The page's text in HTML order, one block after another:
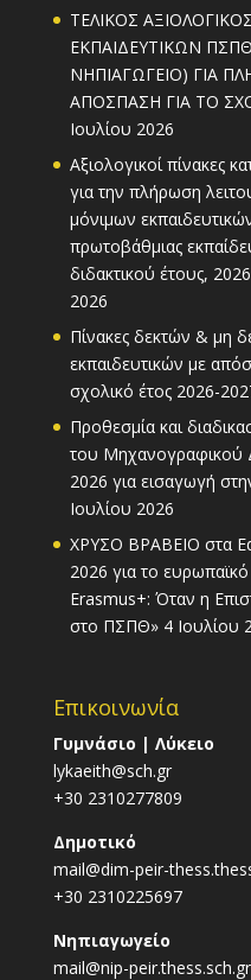
ΤΕΛΙΚΟΣ
ΕΚΠΑΙΔΕΥΤΙΚΩΝ
ΝΗΠΙΑΓΩΓΕΙΟ) ΓΙΑ
ΑΠΟΣΠΑΣΗ ΓΙΑ ΤΟ
Ιουλίου 2026
Αξιολογικοί πίνακες
για την πλήρωση
μόνιμων
πρωτοβάθμιας
διδακτικού έτους,
2026
Πίνακες δεκτών & μη
εκπαιδευτικών με
σχολικό έτος 2026-
Προθεσμία και
του Μηχανογραφικού
2026 για εισαγωγή
Ιουλίου 2026
ΧΡΥΣΟ ΒΡΑΒΕΙΟ στα
2026 για το
Erasmus+: Όταν η
στο ΠΣΠΘ» 4 Ιουλίου
Επικοινωνία
Γυμνάσιο | Λύκειο
lykaeith@sch.gr
+30 2310277809
Δημοτικό
mail@dim-peir-
+30 2310225697
Νηπιαγωγείο
mail@nip-peir.thess.sch.gr